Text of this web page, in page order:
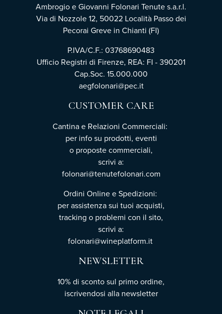
Ambrogio e Giovanni Folonari Tenute s.a.r.l.
Via di Nozzole 12, 50022 Località Passo dei
Pecorai Greve in Chianti (FI)
P.IVA/C.F.: 03768690483
Ufficio Registri di Firenze, REA: FI - 390201
Cap.Soc. 15.000.000
aegfolonari@pec.it
CUSTOMER CARE
Cantina e Relazioni Commerciali:
per info su prodotti, eventi
o proposte commerciali,
scrivi a:
folonari@tenutefolonari.com
Ordini Online e Spedizioni:
per assistenza sui tuoi acquisti,
tracking o problemi con il sito,
scrivi a:
folonari@wineplatform.it
NEWSLETTER
10% di sconto sul primo ordine,
iscrivendosi alla newsletter